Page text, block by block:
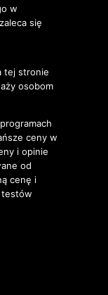
w
się
tej stronie
osobom
ceny w
i opinie
od
cenę i
testów